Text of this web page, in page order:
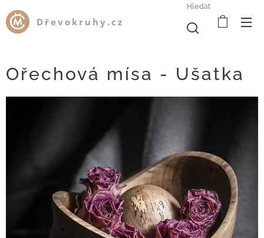
Dřevokruhy.cz
Hledat
Ořechová mísa - Ušatka